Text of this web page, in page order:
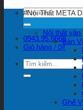
Tìm
kiếm:
0943.95.6668
Giỏ hàng / 0₫
Tìm
kiếm:
#Nội Thất META
Nội thất văn
Bàn
Ghế